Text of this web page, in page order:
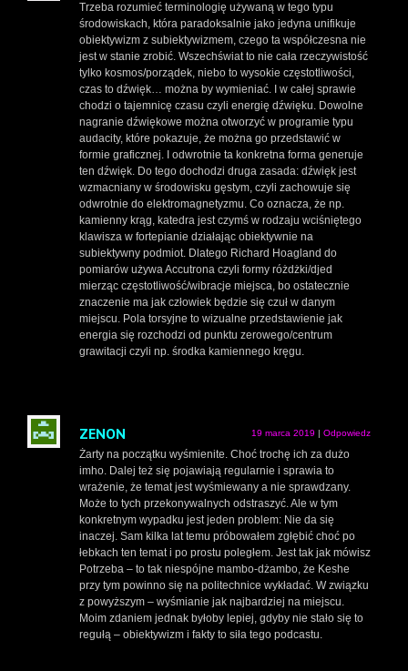
Trzeba rozumieć terminologię używaną w tego typu
środowiskach, która paradoksalnie jako jedyna unifikuje
obiektywizm z subiektywizmem, czego ta współczesna nie
jest w stanie zrobić. Wszechświat to nie cała rzeczywistość
tylko kosmos/porządek, niebo to wysokie częstotliwości,
czas to dźwięk… można by wymieniać. I w całej sprawie
chodzi o tajemnicę czasu czyli energię dźwięku. Dowolne
nagranie dźwiękowe można otworzyć w programie typu
audacity, które pokazuje, że można go przedstawić w
formie graficznej. I odwrotnie ta konkretna forma generuje
ten dźwięk. Do tego dochodzi druga zasada: dźwięk jest
wzmacniany w środowisku gęstym, czyli zachowuje się
odwrotnie do elektromagnetyzmu. Co oznacza, że np.
kamienny krąg, katedra jest czymś w rodzaju wciśniętego
klawisza w fortepianie działając obiektywnie na
subiektywny podmiot. Dlatego Richard Hoagland do
pomiarów używa Accutrona czyli formy różdżki/djed
mierząc częstotliwość/wibracje miejsca, bo ostatecznie
znaczenie ma jak człowiek będzie się czuł w danym
miejscu. Pola torsyjne to wizualne przedstawienie jak
energia się rozchodzi od punktu zerowego/centrum
grawitacji czyli np. środka kamiennego kręgu.
ZENON 19 marca 2019 Odpowiedz
Żarty na początku wyśmienite. Choć trochę ich za dużo
imho. Dalej też się pojawiają regularnie i sprawia to
wrażenie, że temat jest wyśmiewany a nie sprawdzany.
Może to tych przekonywalnych odstraszyć. Ale w tym
konkretnym wypadku jest jeden problem: Nie da się
inaczej. Sam kilka lat temu próbowałem zgłębić choć po
łebkach ten temat i po prostu poległem. Jest tak jak mówisz
Potrzeba – to tak niespójne mambo-dżambo, że Keshe
przy tym powinno się na politechnice wykładać. W związku
z powyższym – wyśmianie jak najbardziej na miejscu.
Moim zdaniem jednak byłoby lepiej, gdyby nie stało się to
regułą – obiektywizm i fakty to siła tego podcastu.